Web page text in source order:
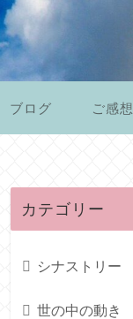
ブログ ご感想
カテゴリー
シナストリー
世の中の動き